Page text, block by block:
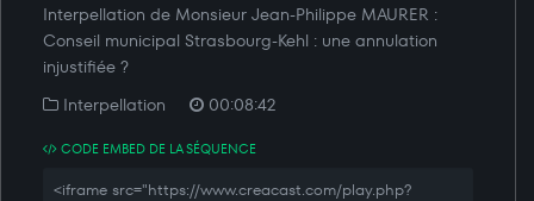
Interpellation de Monsieur Jean-Philippe MAURER :
Conseil municipal Strasbourg-Kehl : une annulation
injustifiée ?
Interpellation
00:08:42
CODE EMBED DE LA SÉQUENCE
<iframe src="https://www.creacast.com/play.php?